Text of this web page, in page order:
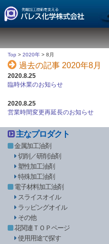
Top > 2020年 > 8月
過去の記事 2020年8月
2020.8.25
臨時休業のお知らせ
2020.8.25
営業時間変更再延長のお知らせ
主なプロダクト
金属加工油剤
切削／研削油剤
塑性加工油剤
特殊加工油剤
電子材料加工油剤
スライスオイル
ラッピングオイル
その他
花関連ＴＯＰページ
使用用途で探す